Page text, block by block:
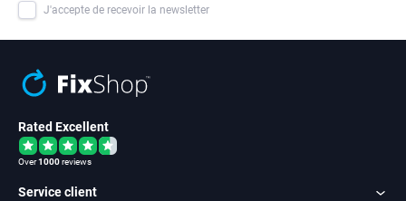
J'accepte de recevoir la newsletter
Rated Excellent
Over1000reviews
Service client